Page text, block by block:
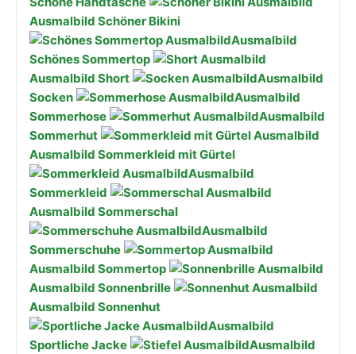
Ausmalbild Schöner Bikini
Ausmalbild
Schönes Sommertop
Ausmalbild Short
Ausmalbild
Socken
Ausmalbild
Sommerhose
Ausmalbild
Sommerhut
Ausmalbild Sommerkleid mit Gürtel
Ausmalbild
Sommerkleid
Ausmalbild Sommerschal
Ausmalbild
Sommerschuhe
Ausmalbild Sommertop
Ausmalbild Sonnenbrille
Ausmalbild Sonnenhut
Ausmalbild
Sportliche Jacke
Ausmalbild